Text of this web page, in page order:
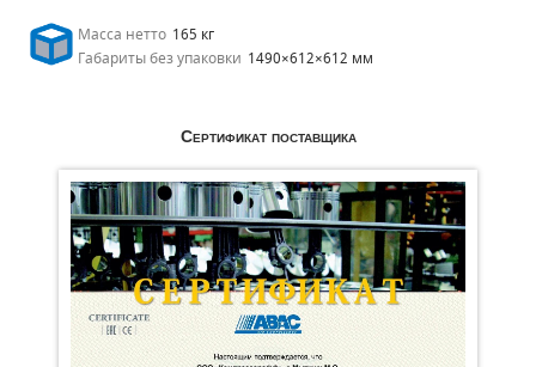
Масса нетто 165 кг
Габариты без упаковки 1490×612×612 мм
Сертификат поставщика